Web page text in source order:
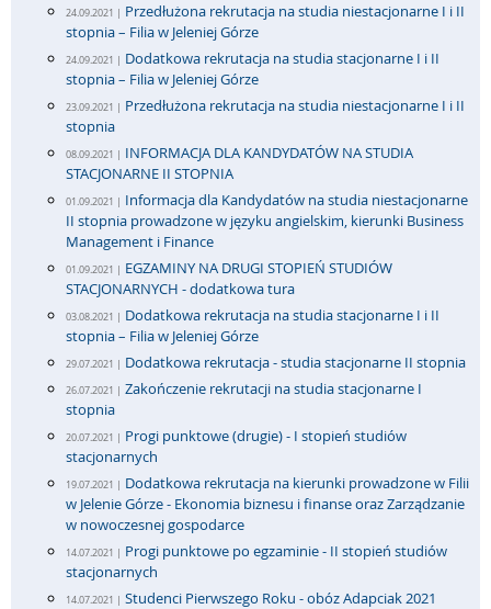
24.09.2021 | Przedłużona rekrutacja na studia niestacjonarne I i II
stopnia – Filia w Jeleniej Górze
24.09.2021 | Dodatkowa rekrutacja na studia stacjonarne I i II
stopnia – Filia w Jeleniej Górze
23.09.2021 | Przedłużona rekrutacja na studia niestacjonarne I i II
stopnia
08.09.2021 | INFORMACJA DLA KANDYDATÓW NA STUDIA
STACJONARNE II STOPNIA
01.09.2021 | Informacja dla Kandydatów na studia niestacjonarne
II stopnia prowadzone w języku angielskim, kierunki Business
Management i Finance
01.09.2021 | EGZAMINY NA DRUGI STOPIEŃ STUDIÓW
STACJONARNYCH - dodatkowa tura
03.08.2021 | Dodatkowa rekrutacja na studia stacjonarne I i II
stopnia – Filia w Jeleniej Górze
29.07.2021 | Dodatkowa rekrutacja - studia stacjonarne II stopnia
26.07.2021 | Zakończenie rekrutacji na studia stacjonarne I
stopnia
20.07.2021 | Progi punktowe (drugie) - I stopień studiów
stacjonarnych
19.07.2021 | Dodatkowa rekrutacja na kierunki prowadzone w Filii
w Jelenie Górze - Ekonomia biznesu i finanse oraz Zarządzanie
w nowoczesnej gospodarce
14.07.2021 | Progi punktowe po egzaminie - II stopień studiów
stacjonarnych
14.07.2021 | Studenci Pierwszego Roku - obóz Adapciak 2021